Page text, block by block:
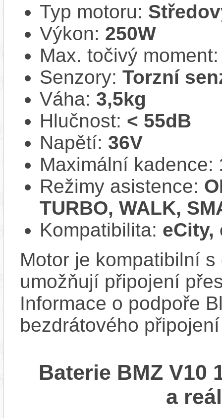
Typ motoru:
Výkon: 250W
Max. točivý
Senzory: Torzní
Váha: 3,5kg
Hlučnost: < 55dB
Napětí: 36V
Maximální kadence:
Režimy asistence:
TURBO, WALK,
Kompatibilita: eCity,
Motor je kompatibilní
umožňují připojení
Informace o podpoře
bezdrátového
Baterie BMZ V10
a